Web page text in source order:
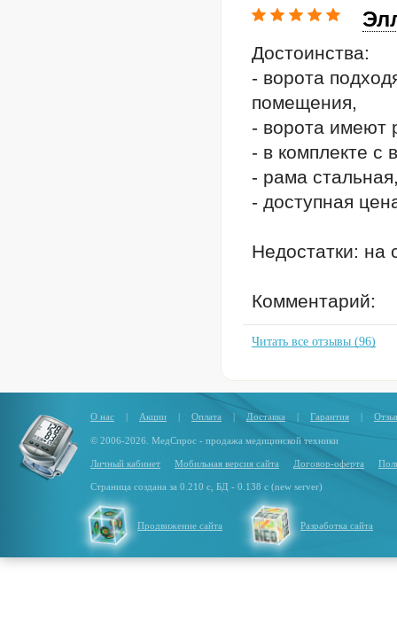
Достоинства:
- ворота
помещения,
- ворота имеют
- в комплекте с
- рама
- доступная
Недостатки: на
Комментарий:
Читать все отзывы (96)
О нас | Акции | Оплата | Доставка | Гарантия |
© 2006-2026. МедСпрос - продажа медицинской техники
Личный кабинет Мобильная версия сайта Договор-оферта
Страница создана за 0.210 с, БД - 0.138 с (new server)
Продвижение сайта Разработка сайта